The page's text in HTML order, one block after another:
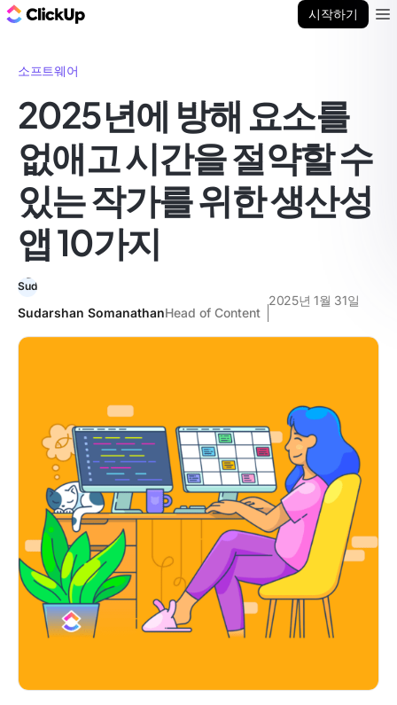
시작하기
소프트웨어
2025년에 방해 요소를
없애고 시간을 절약할 수
있는 작가를 위한 생산성
앱 10가지
Sudarshan SomanathanHead of Content
2025년 1월 31일